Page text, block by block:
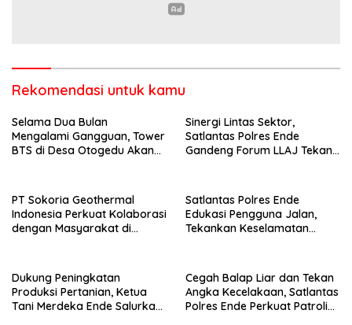
Rekomendasi untuk kamu
Selama Dua Bulan
Mengalami Gangguan, Tower
BTS di Desa Otogedu Akan
Sinergi Lintas Sektor,
Satlantas Polres Ende
Gandeng Forum LLAJ Tekan
PT Sokoria Geothermal
Indonesia Perkuat Kolaborasi
dengan Masyarakat di
Satlantas Polres Ende
Edukasi Pengguna Jalan,
Tekankan Keselamatan
Dukung Peningkatan
Produksi Pertanian, Ketua
Tani Merdeka Ende Salurkan
Cegah Balap Liar dan Tekan
Angka Kecelakaan, Satlantas
Polres Ende Perkuat Patroli